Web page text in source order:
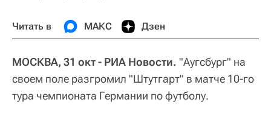
Читать в МАКС Дзен
МОСКВА, 31 окт - РИА Новости. "Аугсбург" на
своем поле разгромил "Штутгарт" в матче 10-го
тура чемпионата Германии по футболу.